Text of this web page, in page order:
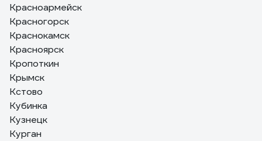
Красноармейск
Красногорск
Краснокамск
Красноярск
Кропоткин
Крымск
Кстово
Кубинка
Кузнецк
Курган